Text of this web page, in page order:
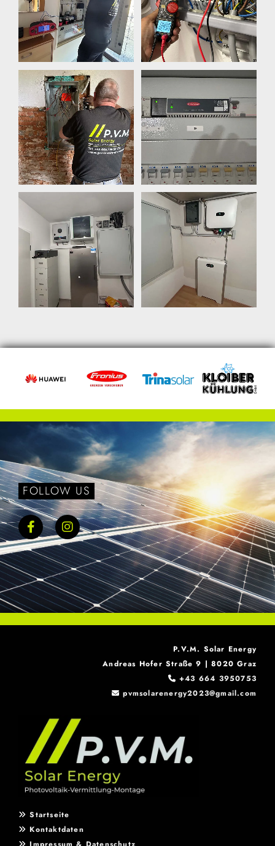
FOLLOW US
P.V.M. Solar Energy
Andreas Hofer Straße 9 | 8020 Graz
 +43 664 3950753
 pvmsolarenergy2023@gmail.com
 Startseite
 Kontaktdaten
